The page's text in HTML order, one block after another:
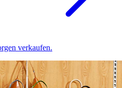
verkaufen.